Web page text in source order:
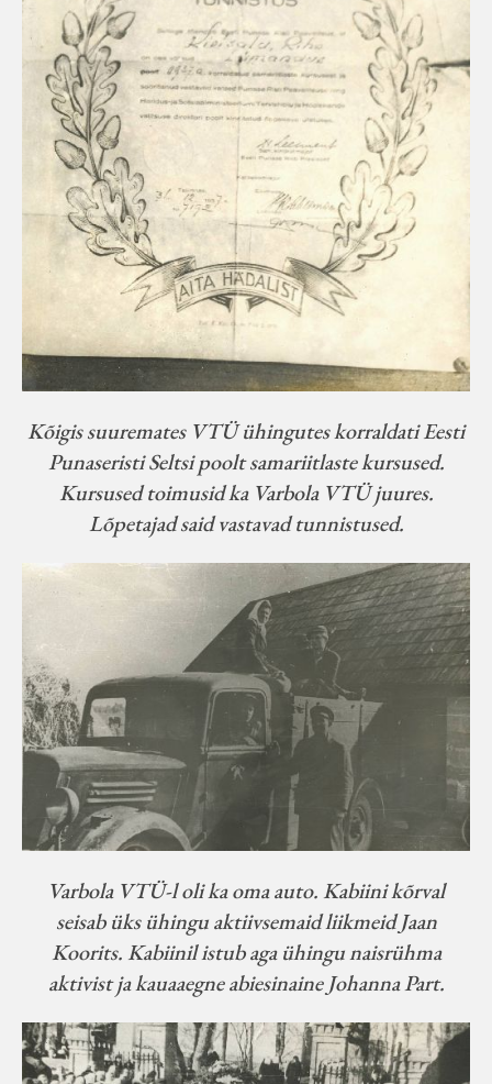
Kõigis suuremates VTÜ ühingutes korraldati Eesti
Punaseristi Seltsi poolt samariitlaste kursused.
Kursused toimusid ka Varbola VTÜ juures.
Lõpetajad said vastavad tunnistused.
Varbola VTÜ-l oli ka oma auto. Kabiini kõrval
seisab üks ühingu aktiivsemaid liikmeid Jaan
Koorits. Kabiinil istub aga ühingu naisrühma
aktivist ja kauaaegne abiesinaine Johanna Part.